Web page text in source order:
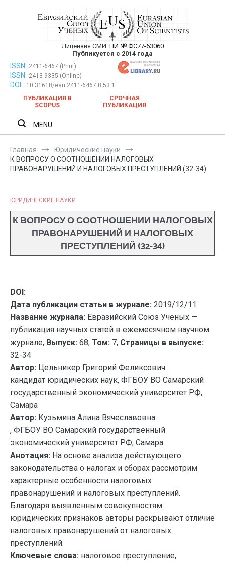
Евразийский Союз Ученых —
публикация научных статей в
ежемесячном научном журнале
Лицензия СМИ: ПИ № ФС77-63060
Публикуется с 2014 года
Евразийский Союз Ученых — публикация научных статей в
ежемесячном научном журнале
ISSN: 2411-6467 (Print)
ISSN: 2413-9335 (Online)
DOI:
10.31618/esu.2411-6467.8.53.1
ПУБЛИКАЦИЯ В
SCOPUS
СРОЧНАЯ
ПУБЛИКАЦИЯ
MENU
Главная
Юридические науки
К ВОПРОСУ О СООТНОШЕНИИ НАЛОГОВЫХ
ПРАВОНАРУШЕНИЙ И НАЛОГОВЫХ ПРЕСТУПЛЕНИЙ (32-34)
ЮРИДИЧЕСКИЕ НАУКИ
К ВОПРОСУ О СООТНОШЕНИИ НАЛОГОВЫХ
ПРАВОНАРУШЕНИЙ И НАЛОГОВЫХ
ПРЕСТУПЛЕНИЙ (32-34)
DOI:
Дата публикации статьи в журнале: 2019/12/11
Название журнала: Евразийский Союз Ученых —
публикация научных статей в ежемесячном научном
журнале, Выпуск: 68, Том: 7, Страницы в выпуске:
32-34
Автор: Цельникер Григорий Феликсович
кандидат юридических наук, ФГБОУ ВО Самарский
государственный экономический университет РФ,
Самара
Автор: Кузьмина Алина Вячеславовна
, ФГБОУ ВО Самарский государственный
экономический университет РФ, Самара
Анотация: На основе анализа действующего
законодательства о налогах и сборах рассмотрим
характерные особенности налоговых
правонарушений и налоговых преступлений.
Благодаря выявленным совокупностям
юридических признаков авторы раскрывают отличие
налоговых правонарушений от налоговых
преступлений.
Ключевые слова: налоговое преступление,